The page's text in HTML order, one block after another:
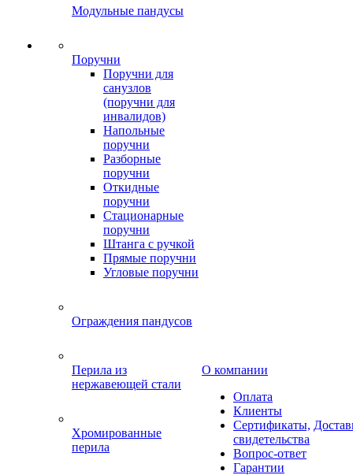
Модульные пандусы
Поручни
Поручни для
санузлов
(поручни для
инвалидов)
Напольные
поручни
Разборные
поручни
Откидные
поручни
Стационарные
поручни
Штанга с ручкой
Прямые поручни
Угловые поручни
Ограждения пандусов
Перила из
нержавеющей стали
Хромированные
перила
О компании
Оплата
Клиенты
Сертификаты,
свидетельства
Вопрос-ответ
Гарантии